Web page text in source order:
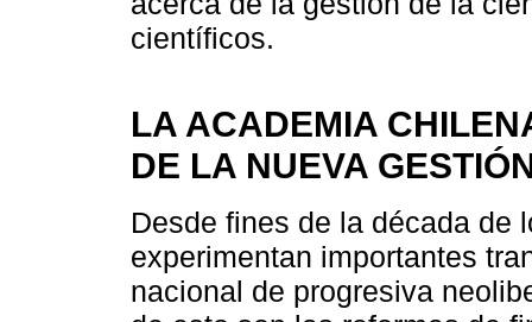
científicos.
LA ACADEMIA
DE LA NUEVA
Desde fines de la década de
experimentan importantes
nacional de progresiva